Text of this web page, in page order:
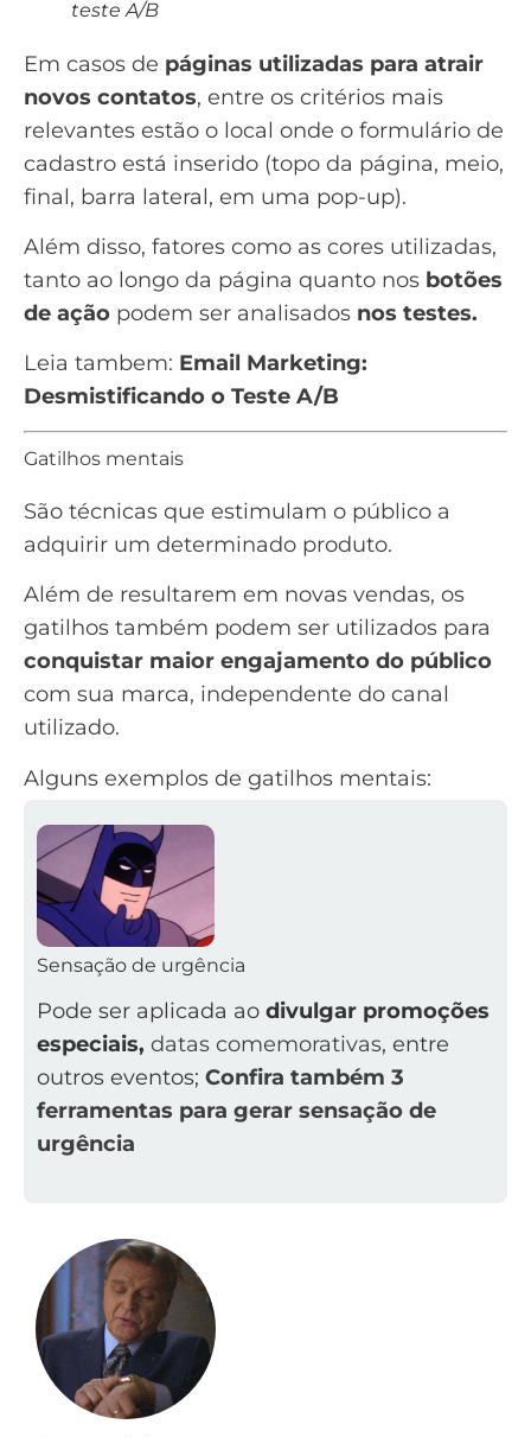
teste A/B
Em casos de páginas utilizadas para atrair
novos contatos, entre os critérios mais
relevantes estão o local onde o formulário de
cadastro está inserido (topo da página, meio,
final, barra lateral, em uma pop-up).
Além disso, fatores como as cores utilizadas,
tanto ao longo da página quanto nos botões
de ação podem ser analisados nos testes.
Leia tambem: Email Marketing:
Desmistificando o Teste A/B
Gatilhos mentais
São técnicas que estimulam o público a
adquirir um determinado produto.
Além de resultarem em novas vendas, os
gatilhos também podem ser utilizados para
conquistar maior engajamento do público
com sua marca, independente do canal
utilizado.
Alguns exemplos de gatilhos mentais:
Sensação de urgência
Pode ser aplicada ao divulgar promoções
especiais, datas comemorativas, entre
outros eventos; Confira também 3
ferramentas para gerar sensação de
urgência